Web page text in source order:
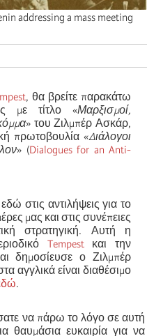
addressing a mass meeting
, θα βρείτε παρακάτω
με τίτλο «Μαρξισμοί,
» του Ζιλμπέρ Ασκάρ,
πρωτοβουλία «Διάλογοι
» (Dialogues for an Anti-
στις αντιλήψεις για το
μας και στις συνέπειες
στρατηγική. Αυτή η
Tempestκαι την
δημοσίευσε ο Ζιλμπέρ
αγγλικά είναι διαθέσιμο
.
να πάρω το λόγο σε αυτή
θαυμάσια ευκαιρία για να